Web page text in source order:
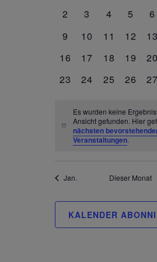
0
2
0
3
0
4
0
5
0
6
0
9
0
10
0
11
0
12
0
13
0
16
0
17
0
18
0
19
0
20
0
23
0
24
0
25
0
26
0
27
Es wurden keine
Ansicht gefunden. Hier
nächsten
Veranstaltungen.
Jan. Dieser Monat
KALENDER